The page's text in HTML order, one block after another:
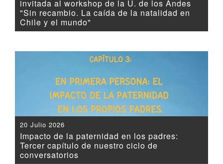
invitada al workshop de la U. de los Andes
"Sin recambio. La caída de la natalidad en
Chile y el mundo"
20 Julio 2026
Impacto de la paternidad en los padres:
Tercer capítulo de nuestro ciclo de
conversatorios